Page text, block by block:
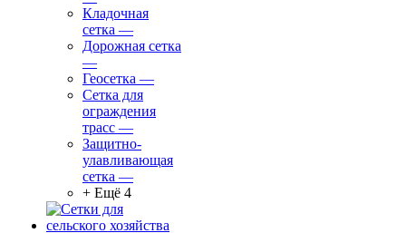
Кладочная
сетка —
Дорожная сетка
—
Геосетка —
Сетка для
ограждения
трасс —
Защитно-
улавливающая
сетка —
+ Ещё 4